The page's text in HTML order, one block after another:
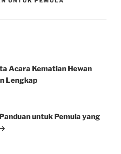
Acara Kematian Hewan
Lengkap
untuk Pemula yang